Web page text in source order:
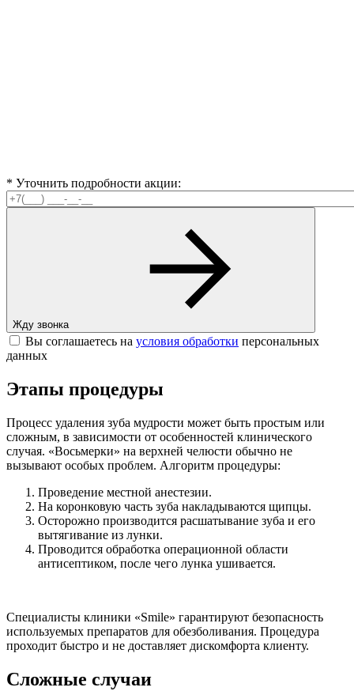
* Уточнить подробности акции:
Жду звонка
Вы соглашаетесь на условия обработки персональных
данных
Этапы процедуры
Процесс удаления зуба мудрости может быть простым или
сложным, в зависимости от особенностей клинического
случая. «Восьмерки» на верхней челюсти обычно не
вызывают особых проблем. Алгоритм процедуры:
Проведение местной анестезии.
На коронковую часть зуба накладываются щипцы.
Осторожно производится расшатывание зуба и его
вытягивание из лунки.
Проводится обработка операционной области
антисептиком, после чего лунка ушивается.
Специалисты клиники «Smile» гарантируют безопасность
используемых препаратов для обезболивания. Процедура
проходит быстро и не доставляет дискомфорта клиенту.
Сложные случаи